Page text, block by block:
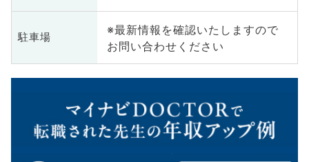
駐車場
※最新情報を確認いたしますので
お問い合わせください